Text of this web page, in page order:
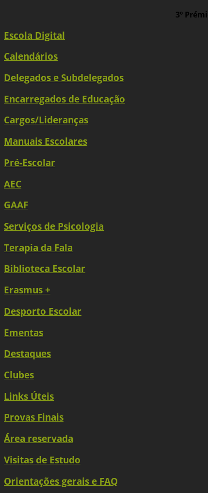
3º
Escola Digital
Calendários
Delegados e Subdelegados
Encarregados de Educação
Cargos/Lideranças
Manuais Escolares
Pré-Escolar
AEC
GAAF
Serviços de Psicologia
Terapia da Fala
Biblioteca Escolar
Erasmus +
Desporto Escolar
Ementas
Destaques
Clubes
Links Úteis
Provas Finais
Área reservada
Visitas de Estudo
Orientações gerais e FAQ